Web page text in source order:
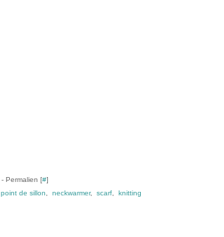
- Permalien [#]
point de sillon neckwarmer, scarf knitting